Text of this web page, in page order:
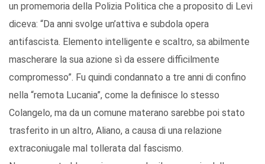
un promemoria della Polizia Politica che a proposito di Levi
diceva: “Da anni svolge un’attiva e subdola opera
antifascista. Elemento intelligente e scaltro, sa abilmente
mascherare la sua azione sì da essere difficilmente
compromesso”. Fu quindi condannato a tre anni di confino
nella “remota Lucania”, come la definisce lo stesso
Colangelo, ma da un comune materano sarebbe poi stato
trasferito in un altro, Aliano, a causa di una relazione
extraconiugale mal tollerata dal fascismo.